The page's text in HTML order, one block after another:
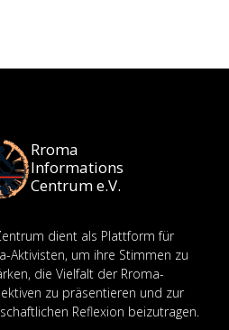
Rroma
Informations
Centrum e.V.
dient als Plattform für
Aktivisten, um ihre Stimmen zu
die Vielfalt der Rroma-
zu präsentieren und zur
Reflexion beizutragen.